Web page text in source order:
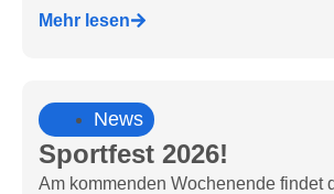
Mehr lesen
News
Sportfest 2026!
Am kommenden Wochenende findet